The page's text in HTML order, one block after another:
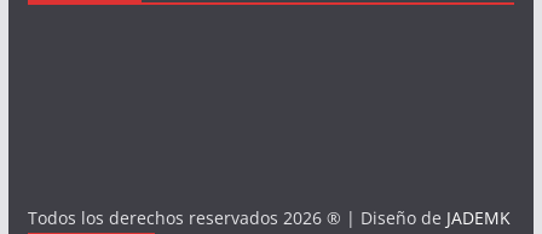
Todos los derechos reservados 2026 ® | Diseño de JADEMK